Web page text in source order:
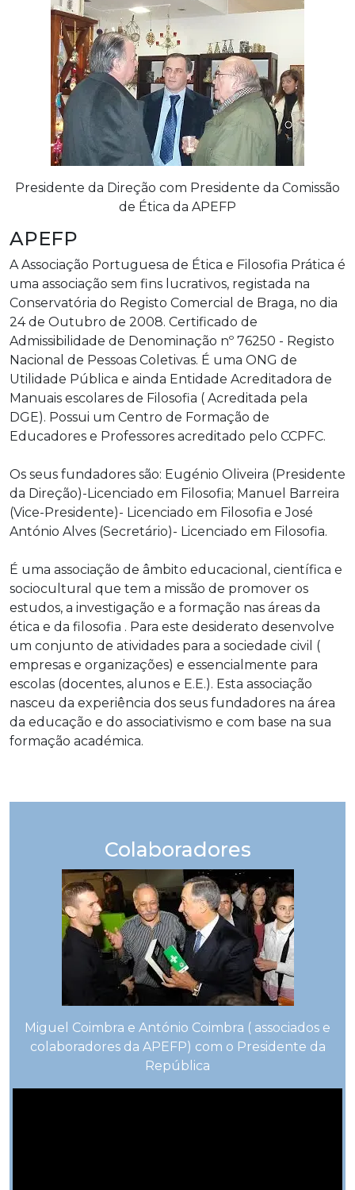
Presidente da Direção com Presidente da Comissão
de Ética da APEFP
APEFP
A Associação Portuguesa de Ética e Filosofia Prática é
uma associação sem fins lucrativos, registada na
Conservatória do Registo Comercial de Braga, no dia
24 de Outubro de 2008. Certificado de
Admissibilidade de Denominação nº 76250 - Registo
Nacional de Pessoas Coletivas. É uma ONG de
Utilidade Pública e ainda Entidade Acreditadora de
Manuais escolares de Filosofia ( Acreditada pela
DGE). Possui um Centro de Formação de
Educadores e Professores acreditado pelo CCPFC.
Os seus fundadores são: Eugénio Oliveira (Presidente
da Direção)-Licenciado em Filosofia; Manuel Barreira
(Vice-Presidente)- Licenciado em Filosofia e José
António Alves (Secretário)- Licenciado em Filosofia.
É uma associação de âmbito educacional, científica e
sociocultural que tem a missão de promover os
estudos, a investigação e a formação nas áreas da
ética e da filosofia . Para este desiderato desenvolve
um conjunto de atividades para a sociedade civil (
empresas e organizações) e essencialmente para
escolas (docentes, alunos e E.E.). Esta associação
nasceu da experiência dos seus fundadores na área
da educação e do associativismo e com base na sua
formação académica.
Colaboradores
Miguel Coimbra e António Coimbra ( associados e
colaboradores da APEFP) com o Presidente da
República